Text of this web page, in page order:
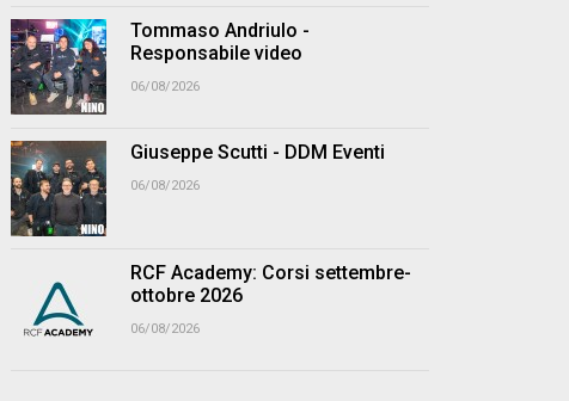
Tommaso Andriulo -
Responsabile video
06/08/2026
Giuseppe Scutti - DDM Eventi
06/08/2026
RCF Academy: Corsi settembre-
ottobre 2026
06/08/2026